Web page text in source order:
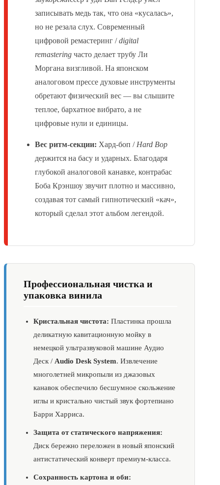
записывать медь так, что она «кусалась»,
но не резала слух. Современный
цифровой ремастеринг /digital
remastering часто делает трубу Ли
Моргана визгливой. На японском
аналоговом прессе духовые инструменты
обретают физический вес — вы слышите
теплое, бархатное вибрато, а не
цифровые нули и единицы.
Вес ритм-секции: Хард-боп / Hard Bop
держится на басу и ударных. Благодаря
глубокой аналоговой канавке, контрабас
Боба Крэншоу звучит плотно и массивно,
создавая тот самый гипнотический «кач»,
который сделал этот альбом легендой.
Профессиональная чистка и
упаковка винила
Кристальная чистота: Пластинка прошла
деликатную кавитационную мойку в
немецкой ультразвуковой машине Аудио
Деск / Audio Desk System. Извлечение
многолетней микропыли из джазовых
канавок обеспечило бесшумное скольжение
иглы и кристально чистый звук фортепиано
Барри Харриса.
Защита от статического напряжения:
Диск бережно переложен в новый японский
антистатический конверт премиум-класса.
Сохранность картона и оби: